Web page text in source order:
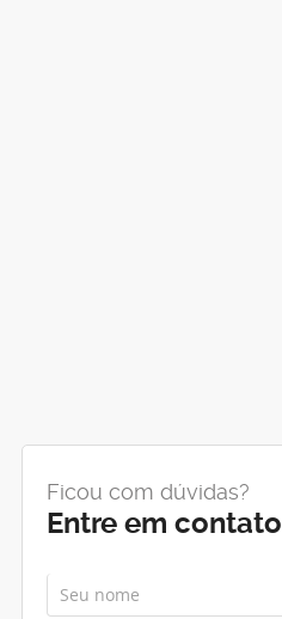
Ficou com dúvidas?
Entre em contato